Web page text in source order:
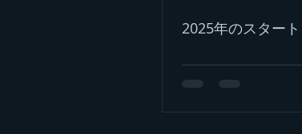
2025年のスタート